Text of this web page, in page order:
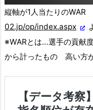
縦軸が1人当たりの
02.jp/op/index.aspx
※WARとは…選手の貢献
から計ったもの 高い方